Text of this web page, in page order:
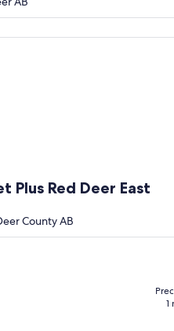
Plus Red Deer East
County AB
Deer East
1